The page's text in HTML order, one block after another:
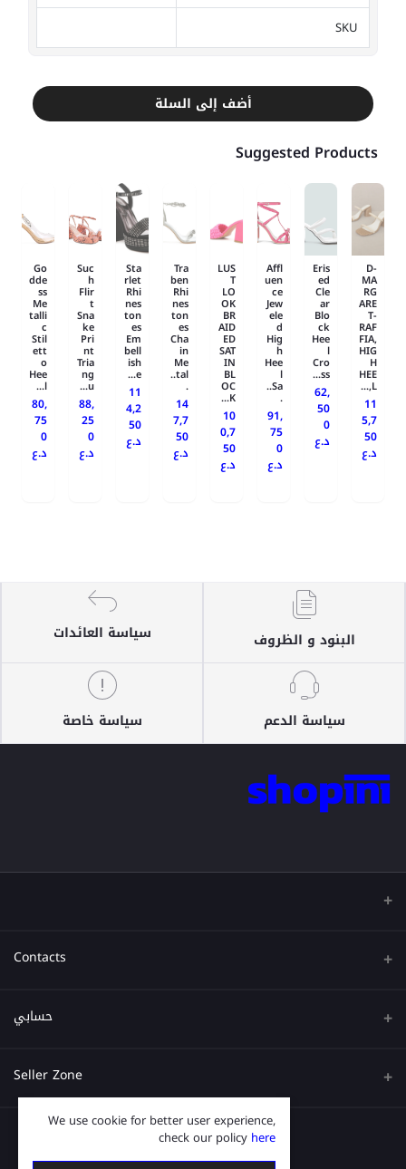
SKU
أضف إلى السلة
Suggested Products
D-
MA
RG
ARE
T-
RAF
FIA,
HIG
H
HEE
L,...
11
5,7
50
د.ع
Eris
ed
Cle
ar
Blo
ck
Hee
l
Cro
ss...
62,
50
0
د.ع
Affl
uen
ce
Jew
ele
d
Hig
h
Hee
l
Sa..
.
91,
75
0
د.ع
LUS
T
LO
OK
BR
AID
ED
SAT
IN
BL
OC
K...
10
0,7
50
د.ع
Tra
ben
Rhi
nes
ton
es
Cha
in
Me
tal..
.
14
7,7
50
د.ع
Sta
rlet
Rhi
nes
ton
es
Em
bell
ish
e...
11
4,2
50
د.ع
Suc
h
Flir
t
Sna
ke
Pri
nt
Tria
ng
u...
88,
25
0
د.ع
Go
dde
ss
Me
talli
c
Stil
ett
o
Hee
l...
80,
75
0
د.ع
البنود و الظروف سياسة العائدات
سياسة الدعم سياسة خاصة
Contacts
عنوان
حسابي
تسجيل الدخول
Seller Zone
قدم الآن
We use cookie for better user experience,
check our policy here